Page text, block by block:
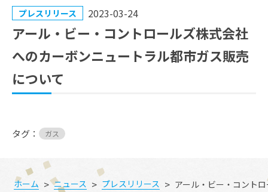
プレスリリース 2023-03-24
アール・ビー・コントロールズ株式会社
へのカーボンニュートラル都市ガス販売
について
タグ： ガス
ホーム > ニュース > プレスリリース > アール・ビー・コント